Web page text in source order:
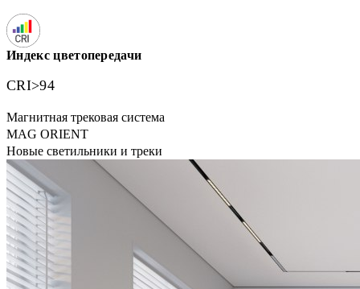
Индекс цветопередачи
CRI>94
Магнитная трековая система
MAG ORIENT
Новые светильники и треки